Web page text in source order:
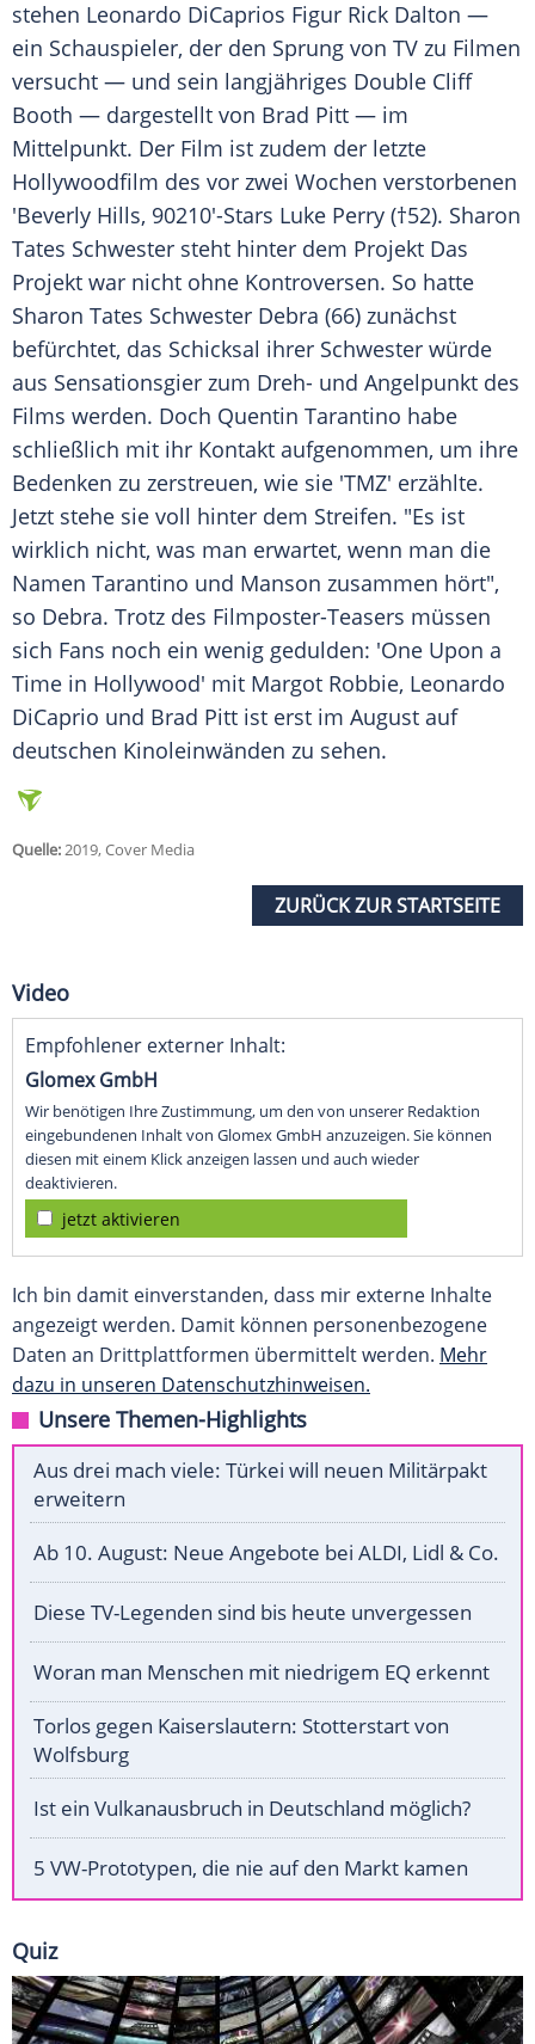
stehen Leonardo DiCaprios Figur Rick Dalton —
ein Schauspieler, der den Sprung von TV zu Filmen
versucht — und sein langjähriges Double Cliff
Booth — dargestellt von Brad Pitt — im
Mittelpunkt. Der Film ist zudem der letzte
Hollywoodfilm des vor zwei Wochen verstorbenen
'Beverly Hills, 90210'-Stars Luke Perry (†52). Sharon
Tates Schwester steht hinter dem Projekt Das
Projekt war nicht ohne Kontroversen. So hatte
Sharon Tates Schwester Debra (66) zunächst
befürchtet, das Schicksal ihrer Schwester würde
aus Sensationsgier zum Dreh- und Angelpunkt des
Films werden. Doch Quentin Tarantino habe
schließlich mit ihr Kontakt aufgenommen, um ihre
Bedenken zu zerstreuen, wie sie 'TMZ' erzählte.
Jetzt stehe sie voll hinter dem Streifen. "Es ist
wirklich nicht, was man erwartet, wenn man die
Namen Tarantino und Manson zusammen hört",
so Debra. Trotz des Filmposter-Teasers müssen
sich Fans noch ein wenig gedulden: 'One Upon a
Time in Hollywood' mit Margot Robbie, Leonardo
DiCaprio und Brad Pitt ist erst im August auf
deutschen Kinoleinwänden zu sehen.
Quelle:2019, Cover Media
ZURÜCK ZUR STARTSEITE
Video
Empfohlener externer Inhalt:
Glomex GmbH
Wir benötigen Ihre Zustimmung, um den von unserer Redaktion
eingebundenen Inhalt von Glomex GmbH anzuzeigen. Sie können
diesen mit einem Klick anzeigen lassen und auch wieder
deaktivieren.
jetzt aktivieren
Ich bin damit einverstanden, dass mir externe Inhalte
angezeigt werden. Damit können personenbezogene
Daten an Drittplattformen übermittelt werden. Mehr
dazu in unseren Datenschutzhinweisen.
Unsere Themen-Highlights
Aus drei mach viele: Türkei will neuen Militärpakt
erweitern
Ab 10. August: Neue Angebote bei ALDI, Lidl & Co.
Diese TV-Legenden sind bis heute unvergessen
Woran man Menschen mit niedrigem EQ erkennt
Torlos gegen Kaiserslautern: Stotterstart von
Wolfsburg
Ist ein Vulkanausbruch in Deutschland möglich?
5 VW-Prototypen, die nie auf den Markt kamen
Quiz